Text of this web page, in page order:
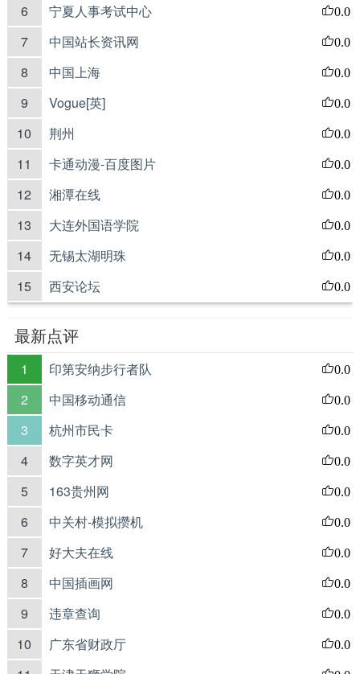
6 宁夏人事考试中心 0.0
7 中国站长资讯网 0.0
8 中国上海 0.0
9 Vogue[英] 0.0
10 荆州 0.0
11 卡通动漫-百度图片 0.0
12 湘潭在线 0.0
13 大连外国语学院 0.0
14 无锡太湖明珠 0.0
15 西安论坛 0.0
最新点评
1 印第安纳步行者队 0.0
2 中国移动通信 0.0
3 杭州市民卡 0.0
4 数字英才网 0.0
5 163贵州网 0.0
6 中关村-模拟攒机 0.0
7 好大夫在线 0.0
8 中国插画网 0.0
9 违章查询 0.0
10 广东省财政厅 0.0